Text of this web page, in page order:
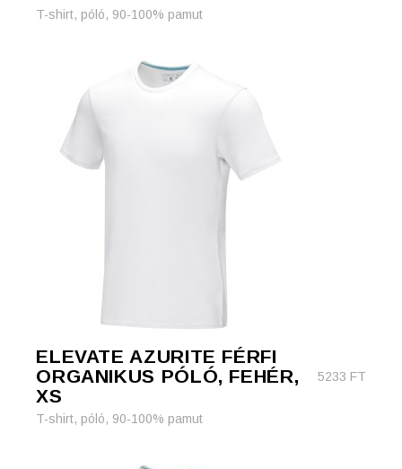
T-shirt, póló, 90-100% pamut
ELEVATE AZURITE FÉRFI
ORGANIKUS PÓLÓ, FEHÉR,
XS
5233 FT
T-shirt, póló, 90-100% pamut